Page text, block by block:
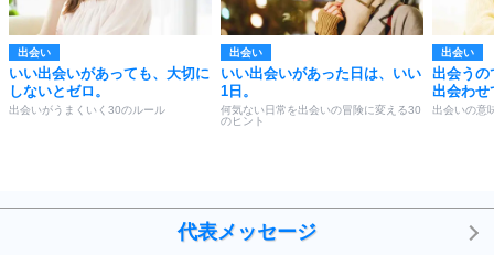
出会い
いい出会いがあっても、大切に
しないとゼロ。
出会いがうまくいく30のルール
出会い
いい出会いがあった日は、いい
1日。
何気ない日常を出会いの冒険に変える30
のヒント
出会い
出会うの
出会わせ
出会いの意
代表メッセージ